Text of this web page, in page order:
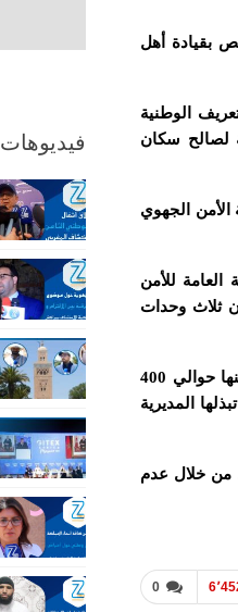
المنظمة من 28 شتنبر الماضي إلى 5 أكتوبر الجاري، أزيد من 400 شخص بقيادة أهل
الوطنية
لصالح سكان
الأمن الجهوي
للأمن
ثلاث وحدات
و أضاف المتحدث نفسه، أن هذه الحملة التي استمرت لثلاثة أيام على مستوى قيادة أهل مكون، استفاد منها حوالي 400
تبذلها المديرية
من خلال عدم
0
فيديوهات